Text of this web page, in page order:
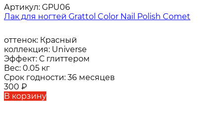
Артикул: GPU06
Лак для ногтей Grattol Color Nail Polish Comet
оттенок: Красный
коллекция: Universe
Эффект: С глиттером
Вес: 0.05 кг
Срок годности: 36 месяцев
300 ₽
В корзину